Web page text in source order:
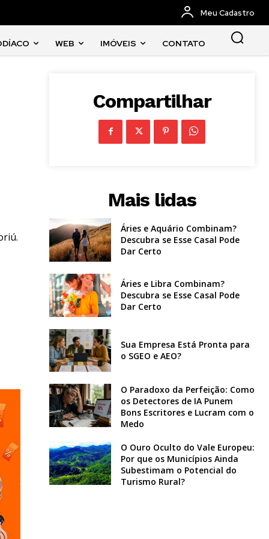
Meu Cadastro
WEB IMÓVEIS CONTATO
Compartilhar
Mais lidas
Áries e Aquário Combinam?
Descubra se Esse Casal Pode
Dar Certo
Áries e Libra Combinam?
Descubra se Esse Casal Pode
Dar Certo
Sua Empresa Está Pronta para
o SGEO e AEO?
O Paradoxo da Perfeição: Como
os Detectores de IA Punem
Bons Escritores e Lucram com o
Medo
O Ouro Oculto do Vale Europeu:
Por que os Municípios Ainda
Subestimam o Potencial do
Turismo Rural?